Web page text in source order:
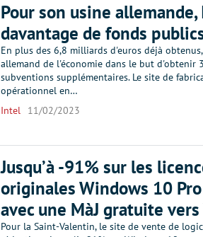
Pour son usine
davantage de fonds
En plus des 6,8 milliards d'euros déjà
allemand de l'économie dans le but d'obtenir
subventions supplémentaires. Le site de
opérationnel en…
Intel
11/02/2023
Jusqu’à -91% sur les
originales Windows 10 Pro
avec une MàJ gratuite
Pour la Saint-Valentin, le site de vente de